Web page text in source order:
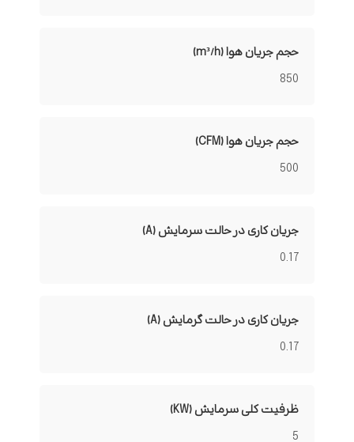
حجم جریان هوا (m³/h)
850
حجم جریان هوا (CFM)
500
جریان کاری در حالت سرمایش (A)
0.17
جریان کاری در حالت گرمایش (A)
0.17
ظرفیت کلی سرمایش (KW)
5